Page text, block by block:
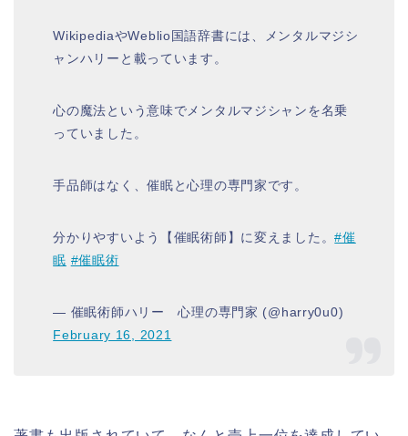
WikipediaやWeblio国語辞書には、メンタルマジシ
ャンハリーと載っています。
心の魔法という意味でメンタルマジシャンを名乗
っていました。
手品師はなく、催眠と心理の専門家です。
分かりやすいよう【催眠術師】に変えました。#催
眠 #催眠術
— 催眠術師ハリー 心理の専門家 (@harry0u0)
February 16, 2021